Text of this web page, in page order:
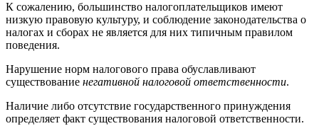
К сожалению, большинство налогоплательщиков имеют
низкую правовую культуру, и соблюдение законодательства о
налогах и сборах не является для них типичным правилом
поведения.
Нарушение норм налогового права обуславливают
существование негативной налоговой ответственности.
Наличие либо отсутствие государственного принуждения
определяет факт существования налоговой ответственности.